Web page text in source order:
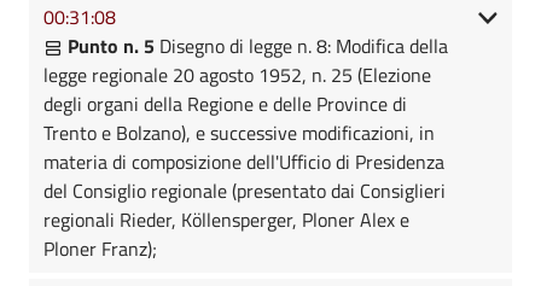
00:31:08
Punto n. 5 Disegno di legge n. 8: Modifica della
legge regionale 20 agosto 1952, n. 25 (Elezione
degli organi della Regione e delle Province di
Trento e Bolzano), e successive modificazioni, in
materia di composizione dell'Ufficio di Presidenza
del Consiglio regionale (presentato dai Consiglieri
regionali Rieder, Köllensperger, Ploner Alex e
Ploner Franz);